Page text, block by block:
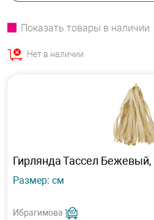
Показать товары в наличии
Нет в наличии
Гирлянда Тассел Бежевый,
Размер: см
Ибрагимова